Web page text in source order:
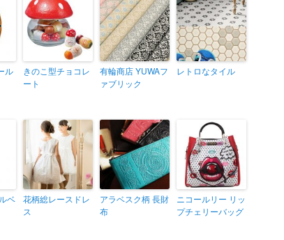
ル
きのこ型チョコレ
ート
有輪商店 YUWAフ
ァブリック
レトロなタイル
ベ
花柄総レースドレ
ス
アラベスク柄 長財
布
ニコールリー リッ
プチェリーバッグ